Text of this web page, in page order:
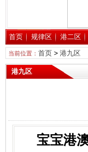
首页 规律区 港二区
当前位置： 首页> 港九区
港九区
宝宝港